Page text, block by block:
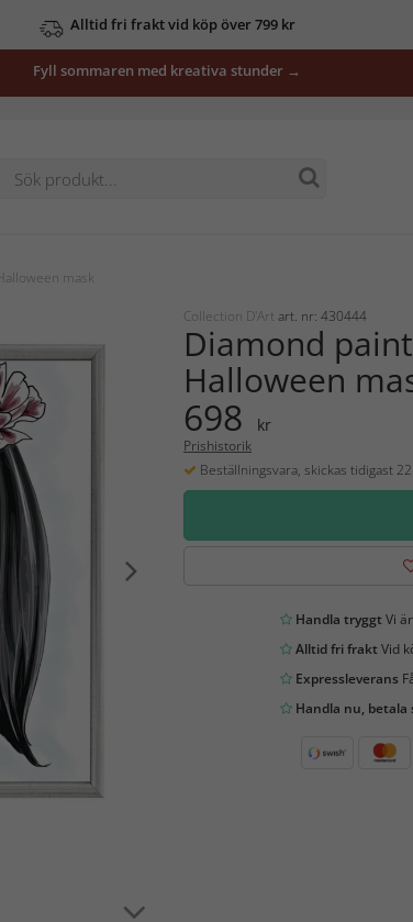
Alltid fri frakt vid köp över 799 kr
Fyll sommaren med kreativa stunder →
mask
Collection D'Art art. nr: 430444
Diamond
Halloween
698 kr
Prishistorik
Beställningsvara, skickas tidigast
Handla tryggtVi
Alltid fri fraktVid
Expressleverans
Handla nu, betala